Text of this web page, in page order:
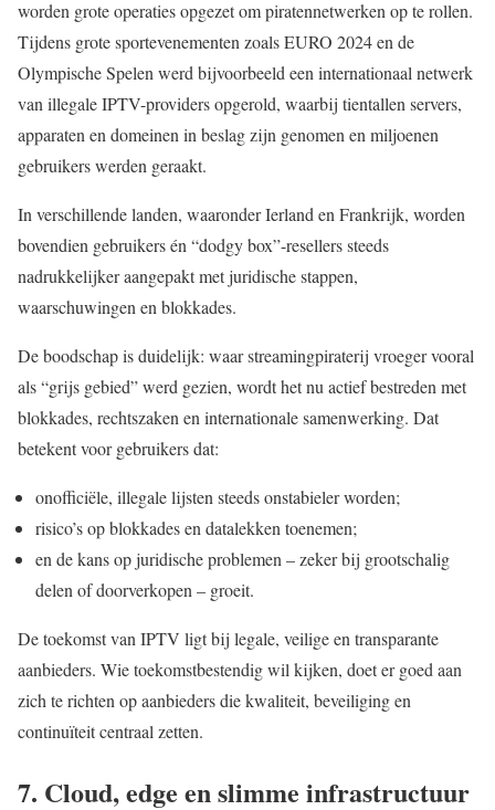
worden grote operaties opgezet om piratennetwerken op te rollen.
Tijdens grote sportevenementen zoals EURO 2024 en de
Olympische Spelen werd bijvoorbeeld een internationaal netwerk
van illegale IPTV-providers opgerold, waarbij tientallen servers,
apparaten en domeinen in beslag zijn genomen en miljoenen
gebruikers werden geraakt.
In verschillende landen, waaronder Ierland en Frankrijk, worden
bovendien gebruikers én “dodgy box”-resellers steeds
nadrukkelijker aangepakt met juridische stappen,
waarschuwingen en blokkades.
De boodschap is duidelijk: waar streamingpiraterij vroeger vooral
als “grijs gebied” werd gezien, wordt het nu actief bestreden met
blokkades, rechtszaken en internationale samenwerking. Dat
betekent voor gebruikers dat:
onofficiële, illegale lijsten steeds onstabieler worden;
risico’s op blokkades en datalekken toenemen;
en de kans op juridische problemen – zeker bij grootschalig
delen of doorverkopen – groeit.
De toekomst van IPTV ligt bij legale, veilige en transparante
aanbieders. Wie toekomstbestendig wil kijken, doet er goed aan
zich te richten op aanbieders die kwaliteit, beveiliging en
continuïteit centraal zetten.
7. Cloud, edge en slimme infrastructuur